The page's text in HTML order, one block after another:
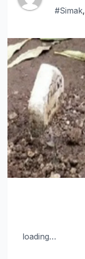
#Simak,
loading…